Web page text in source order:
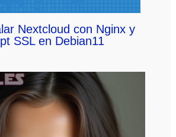
Nextcloud con Nginx y
SSL en Debian11